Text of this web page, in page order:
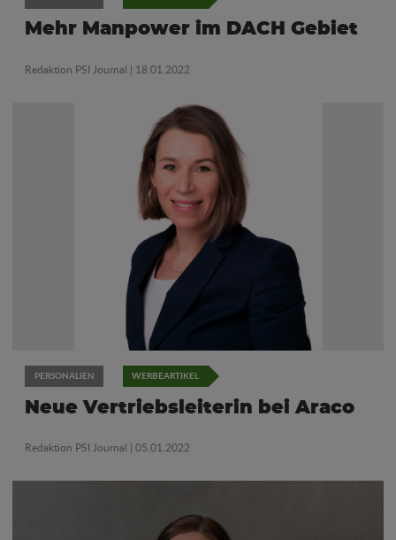
Mehr Manpower im DACH Gebiet
Redaktion PSI Journal | 18.01.2022
PERSONALIEN WERBEARTIKEL
Neue Vertriebsleiterin bei Araco
Redaktion PSI Journal | 05.01.2022